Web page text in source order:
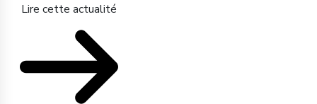
Lire cette actualité